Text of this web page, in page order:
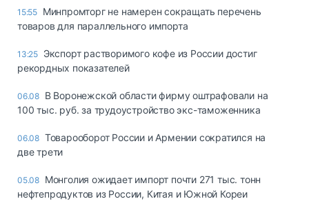
15:55 Минпромторг не намерен сокращать перечень
товаров для параллельного импорта
13:25 Экспорт растворимого кофе из России достиг
рекордных показателей
06.08 В Воронежской области фирму оштрафовали на
100 тыс. руб. за трудоустройство экс-таможенника
06.08 Товарооборот России и Армении сократился на
две трети
05.08 Монголия ожидает импорт почти 271 тыс. тонн
нефтепродуктов из России, Китая и Южной Кореи